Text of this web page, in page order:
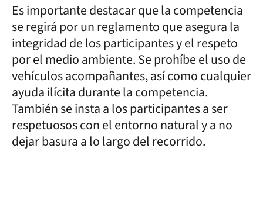
Es importante destacar que la competencia
se regirá por un reglamento que asegura la
integridad de los participantes y el respeto
por el medio ambiente. Se prohíbe el uso de
vehículos acompañantes, así como cualquier
ayuda ilícita durante la competencia.
También se insta a los participantes a ser
respetuosos con el entorno natural y a no
dejar basura a lo largo del recorrido.